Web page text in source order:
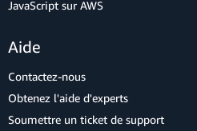
JavaScript sur AWS
Aide
Contactez-nous
Obtenez l'aide d'experts
Soumettre un ticket de support